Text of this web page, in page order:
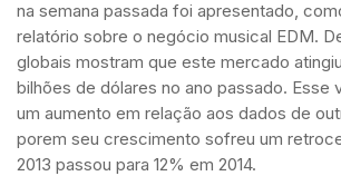
na semana passada foi apresentado,
relatório sobre o negócio musical EDM.
globais mostram que este mercado
bilhões de dólares no ano passado. Esse
um aumento em relação aos dados de
porem seu crescimento sofreu um
2013 passou para 12% em 2014.